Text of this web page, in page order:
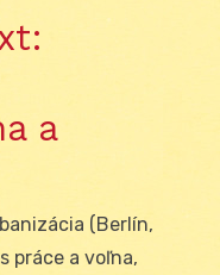
a
(Berlín,
práce a voľna,